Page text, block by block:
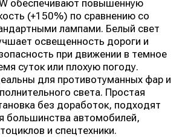
обеспечивают повышенную
(+150%) по сравнению со
лампами. Белый свет
освещенность дороги и
при движении в темное
суток или плохую погоду.
для противотуманных фар и
света. Простая
без доработок, подходят
большинства автомобилей,
и спецтехники.